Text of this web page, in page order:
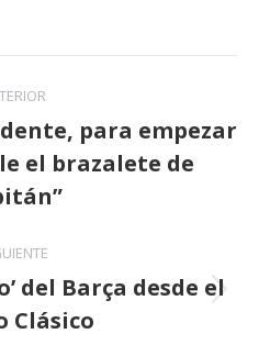
Publicación
anterior:
para empezar
el brazalete de
Publicación
siguiente:
del Barça desde el
Clásico